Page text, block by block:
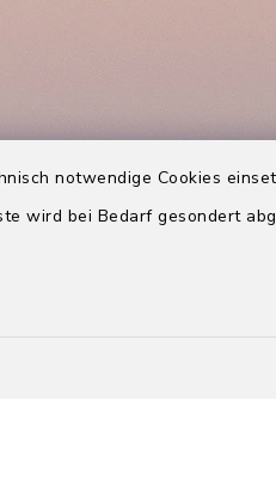
notwendige Cookies
wird bei Bedarf gesondert